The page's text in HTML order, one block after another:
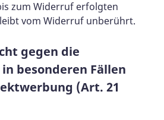
zum Widerruf erfolgten
vom Widerruf unberührt.
gegen die
besonderen Fällen
(Art. 21